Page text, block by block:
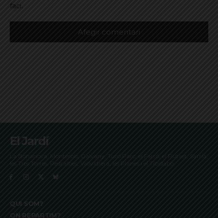
faci.
El Jardí
La Bonanova, Monterols, Galvany, Turó Parc, el Farró, el Putxet, Sarrià,
les Tres Torres, Pedralbes, Vallvidrera, les Planes i el Tibidabo
QUI SOM?
ON REPARTIM?